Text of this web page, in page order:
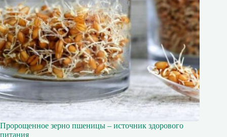
Пророщенное зерно пшеницы – источник здорового
питания